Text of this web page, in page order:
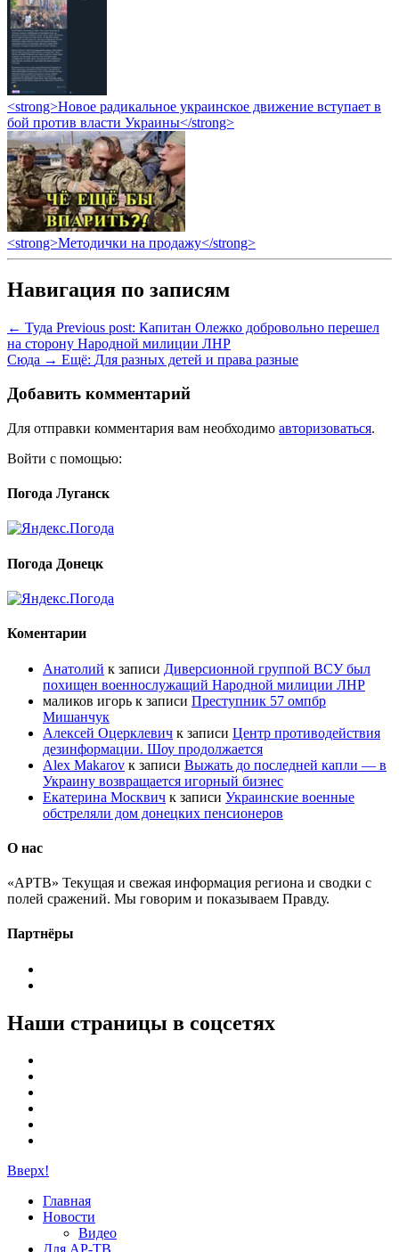
<strong>Новое радикальное украинское движение вступает в
бой против власти Украины</strong>
<strong>Методички на продажу</strong>
Навигация по записям
← Туда Previous post: Капитан Олежко добровольно перешел
на сторону Народной милиции ЛНР
Сюда → Ещё: Для разных детей и права разные
Добавить комментарий
Для отправки комментария вам необходимо авторизоваться.
Войти с помощью:
Погода Луганск
Погода Донецк
Коментарии
Анатолий к записи Диверсионной группой ВСУ был
похищен военнослужащий Народной милиции ЛНР
маликов игорь к записи Преступник 57 омпбр
Мишанчук
Алексей Оцерклевич к записи Центр противодействия
дезинформации. Шоу продолжается
Alex Makarov к записи Выжать до последней капли — в
Украину возвращается игорный бизнес
Екатерина Москвич к записи Украинские военные
обстреляли дом донецких пенсионеров
О нас
«АРТВ» Текущая и свежая информация региона и сводки с
полей сражений. Мы говорим и показываем Правду.
Партнёры
Наши страницы в соцсетях
Вверх!
Главная
Новости
Видео